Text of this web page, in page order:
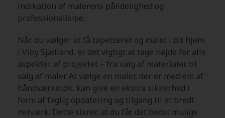
indikation af malerens pålidelighed og
professionalisme.
Når du vælger at få tapetseret og malet i dit hjem
i Viby Sjælland, er det vigtigt at tage højde for alle
aspekter af projektet – fra valg af materialer til
valg af maler. At vælge en maler, der er medlem af
håndværker.dk, kan give en ekstra sikkerhed i
form af faglig opdatering og tilgang til et bredt
netværk. Dette sikrer, at du får det bedst mulige